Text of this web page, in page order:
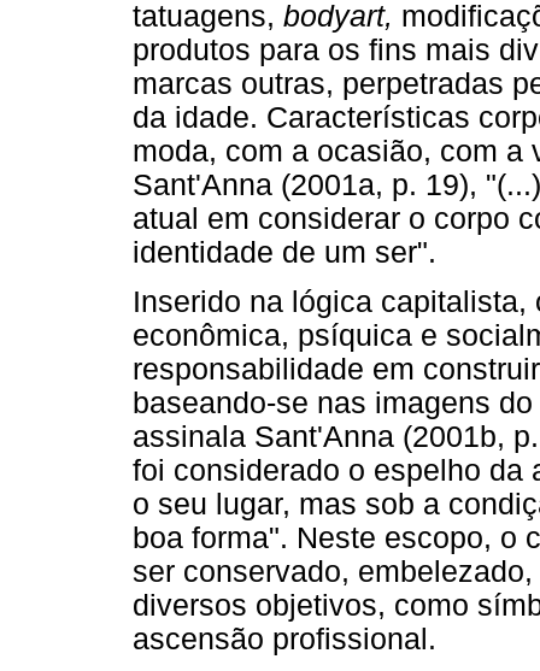
tatuagens, bodyart,
produtos para os fins mais
marcas outras, perpetradas
da idade. Características
moda, com a ocasião, com a
Sant'Anna (2001a, p. 19),
atual em considerar o corpo
identidade de um ser".
Inserido na lógica
econômica, psíquica e
responsabilidade em
baseando-se nas imagens
assinala Sant'Anna (2001b,
foi considerado o espelho da
o seu lugar, mas sob a
boa forma". Neste escopo, o
ser conservado,
diversos objetivos, como
ascensão profissional.